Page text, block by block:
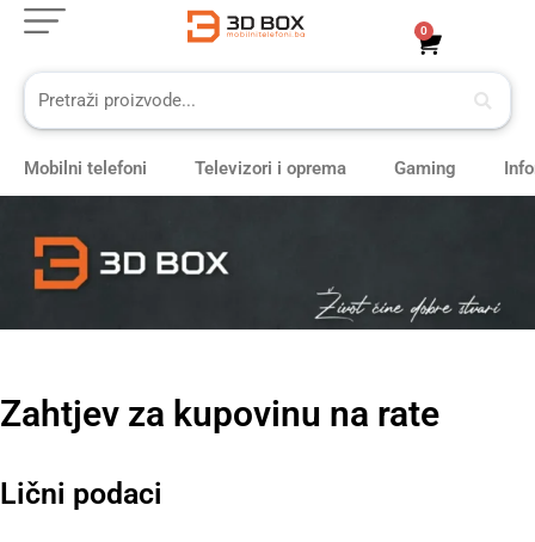
Skip
content
0
Cart
Mobilni telefoni Televizori i oprema Gaming
Zahtjev za kupovinu na rate
Lični podaci